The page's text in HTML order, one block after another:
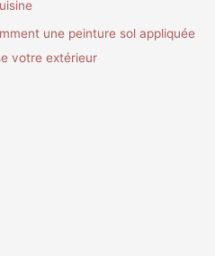
une peinture sol appliquée
votre extérieur